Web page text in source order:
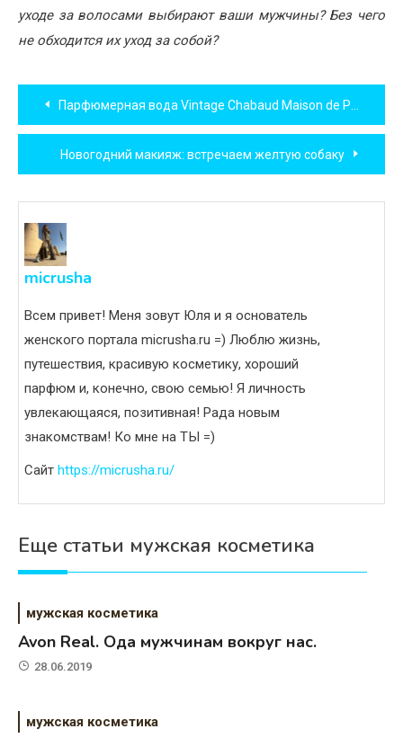
уходе за волосами выбирают ваши мужчины? Без чего
не обходится их уход за собой?
Навигация
по
записям
Парфюмерная вода Vintage Chabaud Maison de Parfum (Винтаж)
Новогодний макияж: встречаем желтую собаку
micrusha
Всем привет! Меня зовут Юля и я основатель
женского портала micrusha.ru =) Люблю жизнь,
путешествия, красивую косметику, хороший
парфюм и, конечно, свою семью! Я личность
увлекающаяся, позитивная! Рада новым
знакомствам! Ко мне на ТЫ =)
Сайт https://micrusha.ru/
Еще статьи мужская косметика
мужская косметика
Avon Real. Ода мужчинам вокруг нас.
28.06.2019
мужская косметика